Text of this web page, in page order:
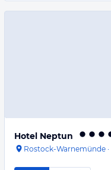
Hotel Neptun
Rostock-Warnemünde ·